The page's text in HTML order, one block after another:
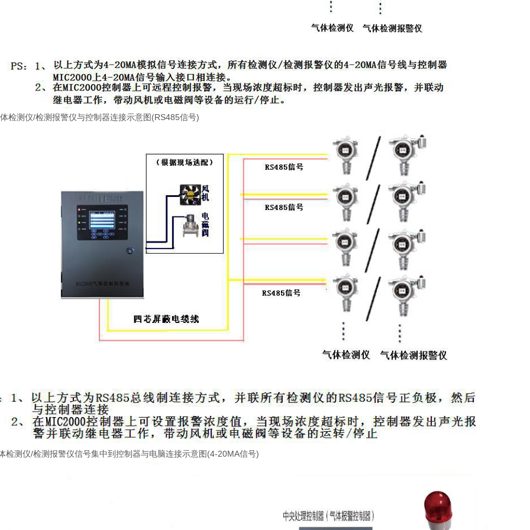
检测仪/检测报警仪与控制器连接示意图(RS485信号)
检测仪/检测报警仪信号集中到控制器与电脑连接示意图(4-20MA信号)